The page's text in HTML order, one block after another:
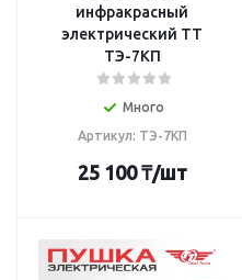
инфракрасный
электрический TT
ТЭ-7КП
Много
Артикул: ТЭ-7КП
25 100₸/шт